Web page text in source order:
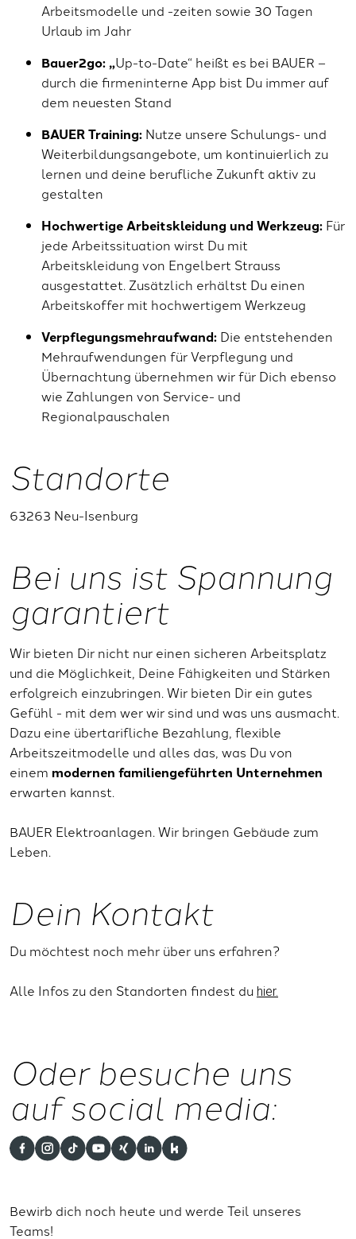
Arbeitsmodelle und -zeiten sowie 30 Tagen
Urlaub im Jahr
Bauer2go: „Up-to-Date“ heißt es bei BAUER –
durch die firmeninterne App bist Du immer auf
dem neuesten Stand
BAUER Training: Nutze unsere Schulungs- und
Weiterbildungsangebote, um kontinuierlich zu
lernen und deine berufliche Zukunft aktiv zu
gestalten
Hochwertige Arbeitskleidung und Werkzeug: Für
jede Arbeitssituation wirst Du mit
Arbeitskleidung von Engelbert Strauss
ausgestattet. Zusätzlich erhältst Du einen
Arbeitskoffer mit hochwertigem Werkzeug
Verpflegungsmehraufwand: Die entstehenden
Mehraufwendungen für Verpflegung und
Übernachtung übernehmen wir für Dich ebenso
wie Zahlungen von Service- und
Regionalpauschalen
Standorte
63263 Neu-Isenburg
Bei uns ist Spannung
garantiert
Wir bieten Dir nicht nur einen sicheren Arbeitsplatz
und die Möglichkeit, Deine Fähigkeiten und Stärken
erfolgreich einzubringen. Wir bieten Dir ein gutes
Gefühl - mit dem wer wir sind und was uns ausmacht.
Dazu eine übertarifliche Bezahlung, flexible
Arbeitszeitmodelle und alles das, was Du von
einem modernen familiengeführten Unternehmen
erwarten kannst.
BAUER Elektroanlagen. Wir bringen Gebäude zum
Leben.
Dein Kontakt
Du möchtest noch mehr über uns erfahren?
Alle Infos zu den Standorten findest du hier.
Oder besuche uns
auf social media:
Bewirb dich noch heute und werde Teil unseres
Teams!